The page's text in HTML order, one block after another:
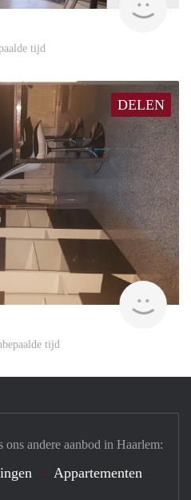
tijd
DELEN
tijd
andere aanbod in Haarlem:
Appartementen